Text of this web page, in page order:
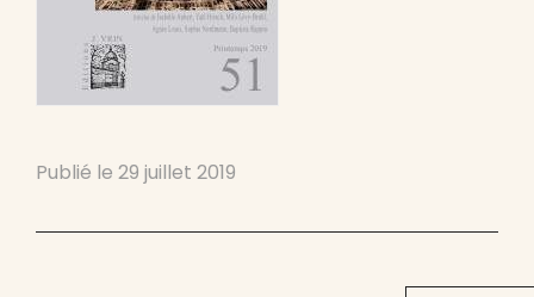
Publié le 29 juillet 2019